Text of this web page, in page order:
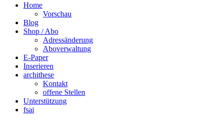
Home
Vorschau
Blog
Shop / Abo
Adressänderung
Aboverwaltung
E-Paper
Inserieren
archithese
Kontakt
offene Stellen
Unterstützung
fsai